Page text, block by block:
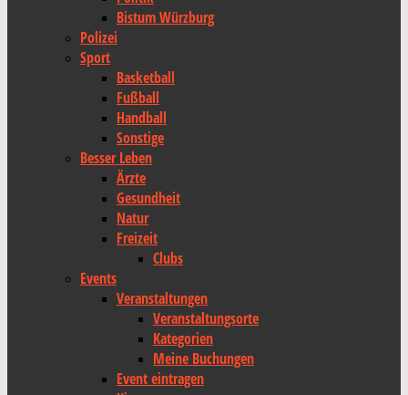
Bistum Würzburg
Polizei
Sport
Basketball
Fußball
Handball
Sonstige
Besser Leben
Ärzte
Gesundheit
Natur
Freizeit
Clubs
Events
Veranstaltungen
Veranstaltungsorte
Kategorien
Meine Buchungen
Event eintragen